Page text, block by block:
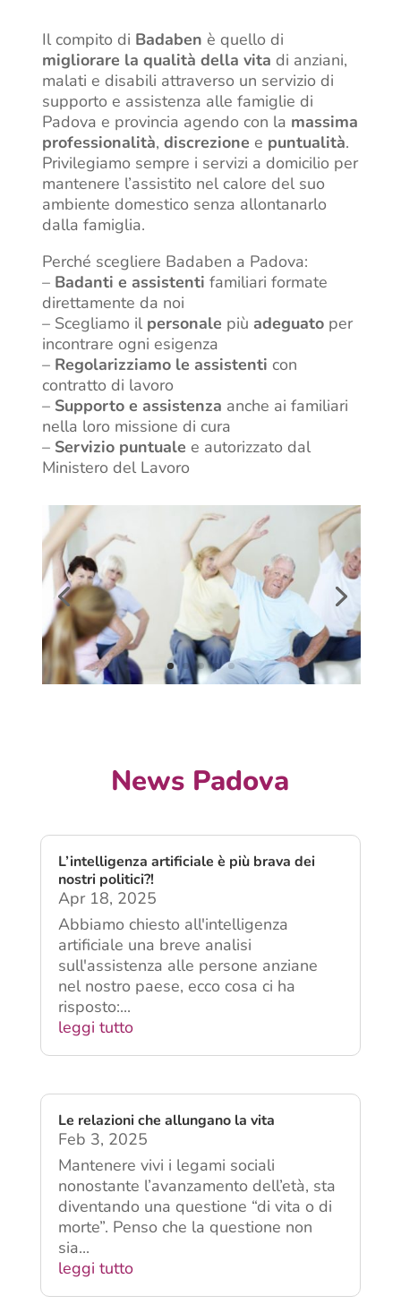
Il compito di Badaben è quello di
migliorare la qualità della vita di anziani,
malati e disabili attraverso un servizio di
supporto e assistenza alle famiglie di
Padova e provincia agendo con la massima
professionalità, discrezione e puntualità.
Privilegiamo sempre i servizi a domicilio per
mantenere l’assistito nel calore del suo
ambiente domestico senza allontanarlo
dalla famiglia.
Perché scegliere Badaben a Padova:
– Badanti e assistenti familiari formate
direttamente da noi
– Scegliamo il personale più adeguatoper
incontrare ogni esigenza
– Regolarizziamo le assistenti con
contratto di lavoro
– Supporto e assistenza anche ai familiari
nella loro missione di cura
– Servizio puntuale e autorizzato dal
Ministero del Lavoro
L’intelligenza artificiale è più brava dei
nostri politici?!
Apr 18, 2025
Abbiamo chiesto all'intelligenza
artificiale una breve analisi
sull'assistenza alle persone anziane
nel nostro paese, ecco cosa ci ha
risposto:...
leggi tutto
Feb 3, 2025
Mantenere vivi i legami sociali
nonostante l’avanzamento dell’età, sta
diventando una questione “di vita o di
morte”. Penso che la questione non
sia...
leggi tutto